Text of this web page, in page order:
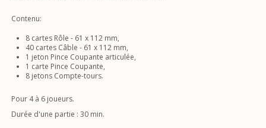
Contenu:
8 cartes Rôle - 61 x 112 mm,
40 cartes Câble - 61 x 112 mm,
1 jeton Pince Coupante articulée,
1 carte Pince Coupante,
8 jetons Compte-tours.
Pour 4 à 6 joueurs.
Durée d'une partie : 30 min.